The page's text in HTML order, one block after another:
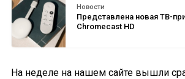
Новости
Представлена новая ТВ-
Chromecast HD
На неделе на нашем сайте вышли